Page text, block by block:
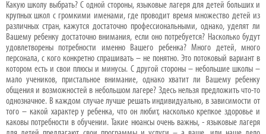
Какую школу выбрать? С одной стороны, языковые лагеря для детей больших и
крупных школ с громкими именами, где проводит время множество детей из
различных стран, кажутся достаточно профессиональными, однако, уделят ли
Вашему ребенку достаточно внимания, если оно потребуется? Насколько будут
удовлетворены потребности именно Вашего ребенка? Много детей, много
персонала, с кого конкретно спрашивать – не понятно. Это потоковый вариант в
котором есть и свои плюсы и минусы. С другой стороны – небольшие школы –
мало учеников, пристальное внимание, однако хватит ли Вашему ребенку
общения и возможностей в небольшом лагере? Здесь нельзя предложить что-то
однозначное. В каждом случае лучше решать индивидуально, в зависимости от
того – какой характер у ребенка, что он любит, насколько крепкое здоровье и
каковы потребности в обучении. Такие нюансы очень важны, - языковые лагеря